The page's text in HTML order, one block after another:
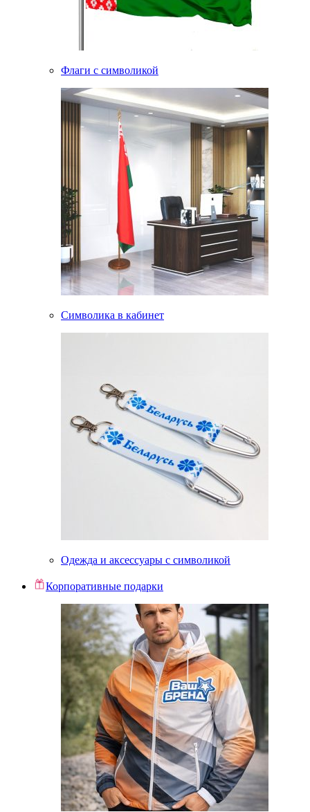
Флаги с символикой
Символика в кабинет
Одежда и аксессуары с символикой
Корпоративные подарки